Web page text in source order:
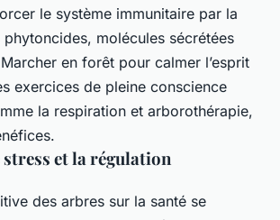
le système immunitaire par la
molécules sécrétées
en forêt pour calmer l’esprit
exercices de pleine conscience
la respiration et arborothérapie,
et la régulation
des arbres sur la santé se